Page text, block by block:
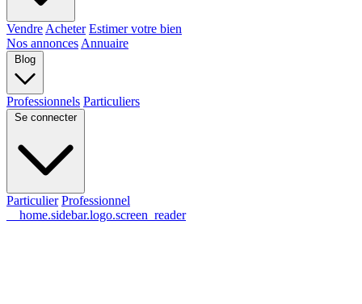
Vendre Acheter Estimer votre bien
Nos annonces Annuaire
Blog
Professionnels Particuliers
Se connecter
Particulier Professionnel
__home.sidebar.logo.screen_reader